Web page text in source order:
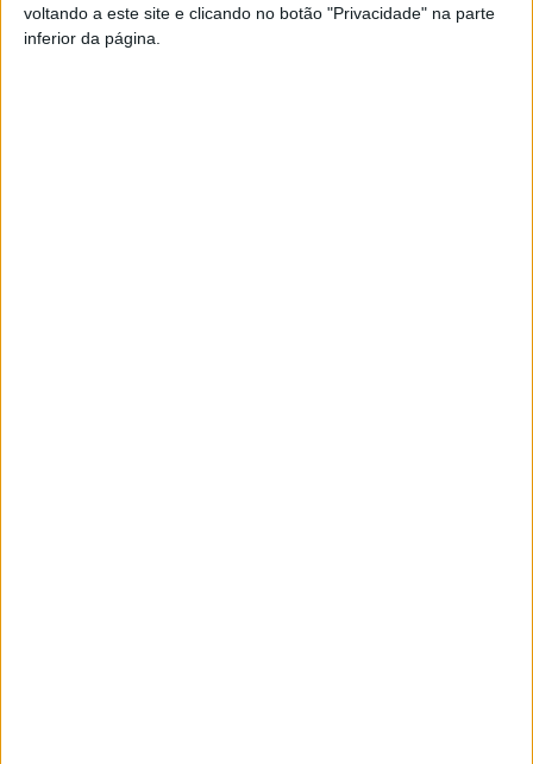
voltando a este site e clicando no botão "Privacidade" na parte
inferior da página.